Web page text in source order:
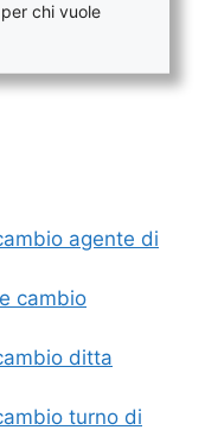
chi vuole
agente di
cambio
ditta
turno di